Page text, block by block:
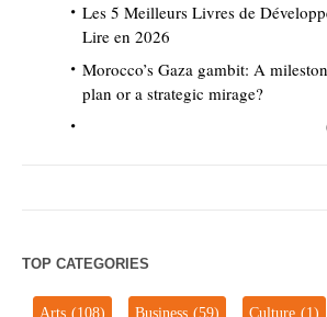
Les 5 Meilleurs Livres de
Lire en 2026
Morocco’s Gaza gambit: A
plan or a strategic mirage?
TOP CATEGORIES